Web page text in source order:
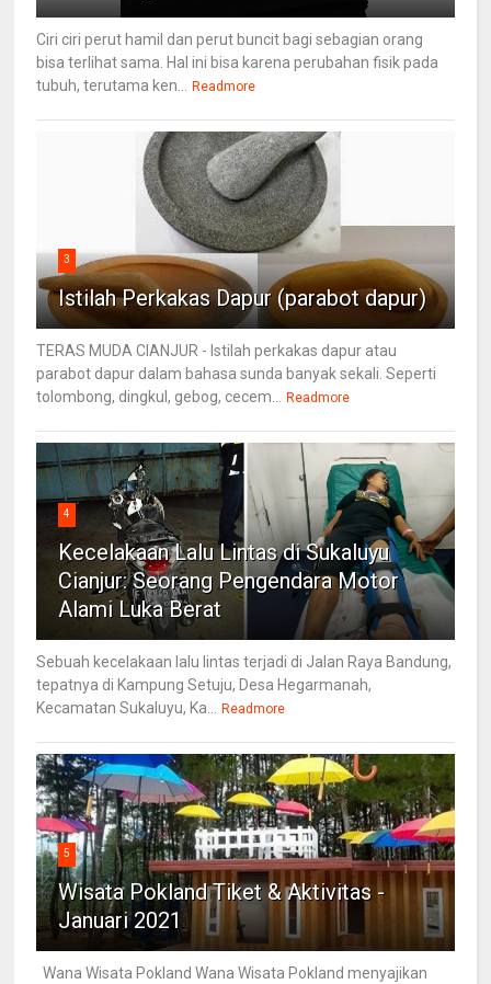
Ciri ciri perut hamil dan perut buncit bagi sebagian orang
bisa terlihat sama. Hal ini bisa karena perubahan fisik pada
tubuh, terutama ken... Readmore
3
Istilah Perkakas Dapur (parabot dapur)
TERAS MUDA CIANJUR - Istilah perkakas dapur atau
parabot dapur dalam bahasa sunda banyak sekali. Seperti
tolombong, dingkul, gebog, cecem... Readmore
4
Kecelakaan Lalu Lintas di Sukaluyu
Cianjur: Seorang Pengendara Motor
Alami Luka Berat
Sebuah kecelakaan lalu lintas terjadi di Jalan Raya Bandung,
tepatnya di Kampung Setuju, Desa Hegarmanah,
Kecamatan Sukaluyu, Ka... Readmore
5
Wisata Pokland Tiket & Aktivitas -
Januari 2021
Wana Wisata Pokland Wana Wisata Pokland menyajikan